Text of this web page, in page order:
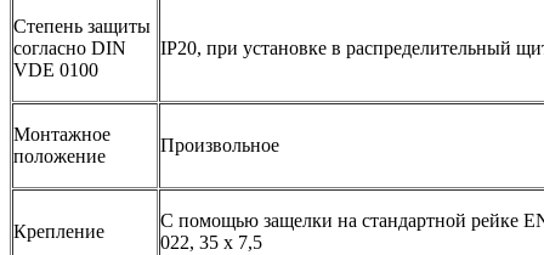
Степень защиты
согласно DIN
VDE 0100
IP20, при установке в распределительный
Монтажное
положение
Произвольное
Крепление
С помощью защелки на стандартной рейке
022, 35 х 7,5